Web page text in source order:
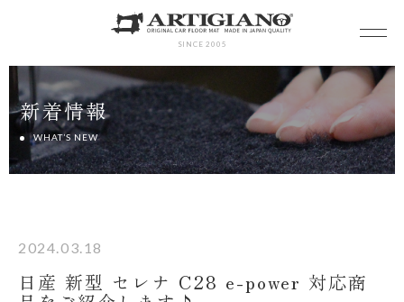
SINCE 2005
新着情報
WHAT’S NEW
2024.03.18
日産 新型 セレナ C28 e-power 対応商